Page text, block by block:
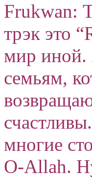
Frukwan:
трэк это
мир иной.
семьям,
многие
O-Allah.